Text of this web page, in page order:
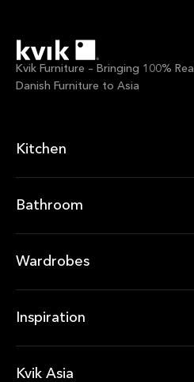
Kvik Furniture – Bringing 100% Real
Danish Furniture to Asia
Kitchen
廚房產品
Bathroom
浴室產品
Wardrobes
衣櫃產品
Inspiration
即時優惠
Kvik Asia